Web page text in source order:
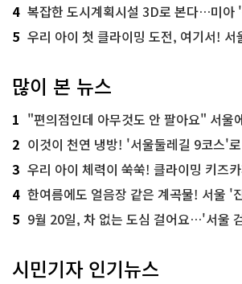
4 복잡한 도시계획시설 3D로 본다…미아
5 우리 아이 첫 클라이밍 도전, 여기서! 서울형 키즈
많이 본 뉴스
1 "편의점인데 아무것도 안 팔아요" 서울에서 가장
2 이것이 천연 냉방! '서울둘레길 9코스'
3 우리 아이 체력이 쑥쑥! 클라이밍 키즈
4 한여름에도 얼음장 같은 계곡물! 서울 '진관
5 9월 20일, 차 없는 도심 걸어요…'서울 걷자 페
시민기자 인기뉴스